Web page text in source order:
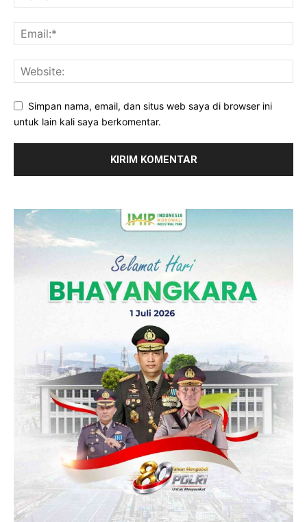
Simpan nama, email, dan situs web saya di browser ini
untuk lain kali saya berkomentar.